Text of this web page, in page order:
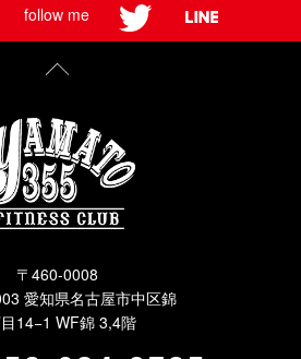
follow me
〒460-0008
愛知県名古屋市中区錦
14−1 WF錦 3,4階